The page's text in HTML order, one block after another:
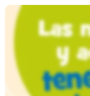
Las